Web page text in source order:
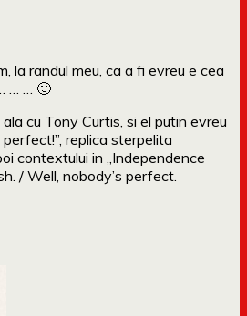
la randul meu, ca a fi evreu e cea
… … 🙂
cu Tony Curtis, si el putin evreu
replica sterpelita
contextului in „Independence
/ Well, nobody’s perfect.